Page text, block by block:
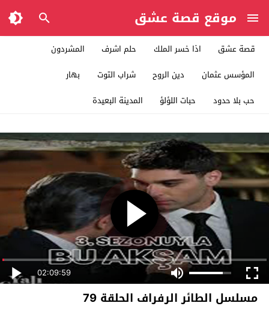
موقع قصة عشق
قصة عشق اذا خسر الملك حلم اشرف
المشردون
المؤسس عثمان
دين الروح شراب التوت
بهار
حب بلا حدود
حبات اللؤلؤ المدينة البعيدة
02:09:59
مسلسل الطائر الرفراف الحلقة 79